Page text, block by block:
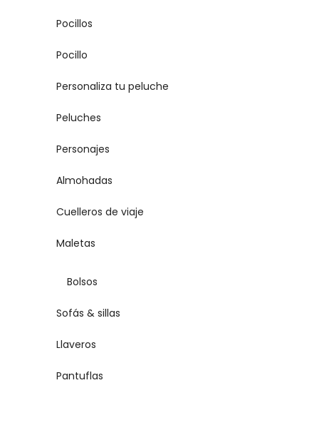
Pocillos
Pocillo
Personaliza tu peluche
Peluches
Personajes
Almohadas
Cuelleros de viaje
Maletas
Bolsos
Sofás & sillas
Llaveros
Pantuflas